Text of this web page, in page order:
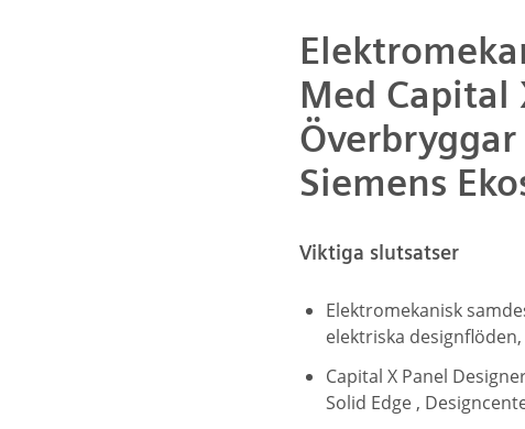
Med Capital
Siemens
Viktiga slutsatser
Elektromekanisk
elektriska
Capital X Panel
Solid Edge ,